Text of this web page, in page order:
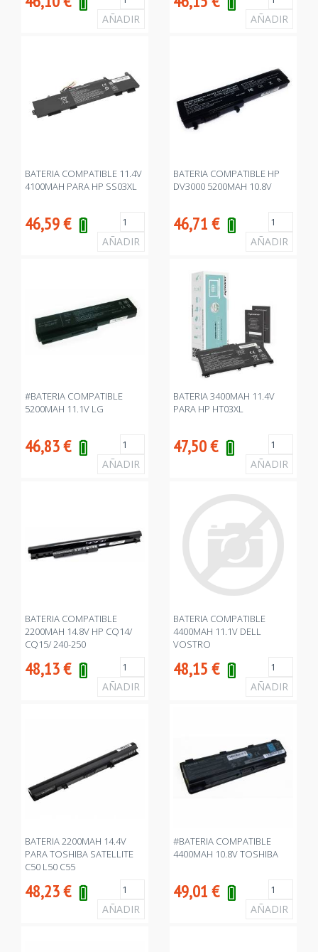
BATERIA COMPATIBLE 11.4V
4100MAH PARA HP SS03XL
46,59€
BATERIA COMPATIBLE HP
DV3000 5200MAH 10.8V
46,71€
#BATERIA COMPATIBLE
5200MAH 11.1V LG
46,83€
BATERIA 3400MAH 11.4V
PARA HP HT03XL
47,50€
BATERIA COMPATIBLE
2200MAH 14.8V HP CQ14/
CQ15/ 240-250
48,13€
BATERIA COMPATIBLE
4400MAH 11.1V DELL
VOSTRO
48,15€
BATERIA 2200MAH 14.4V
PARA TOSHIBA SATELLITE
C50 L50 C55
48,23€
#BATERIA COMPATIBLE
4400MAH 10.8V TOSHIBA
49,01€